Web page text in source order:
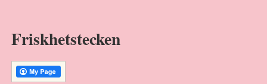
Friskhetstecken